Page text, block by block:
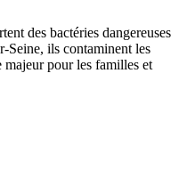
des bactéries dangereuses
ils contaminent les
majeur pour les familles et